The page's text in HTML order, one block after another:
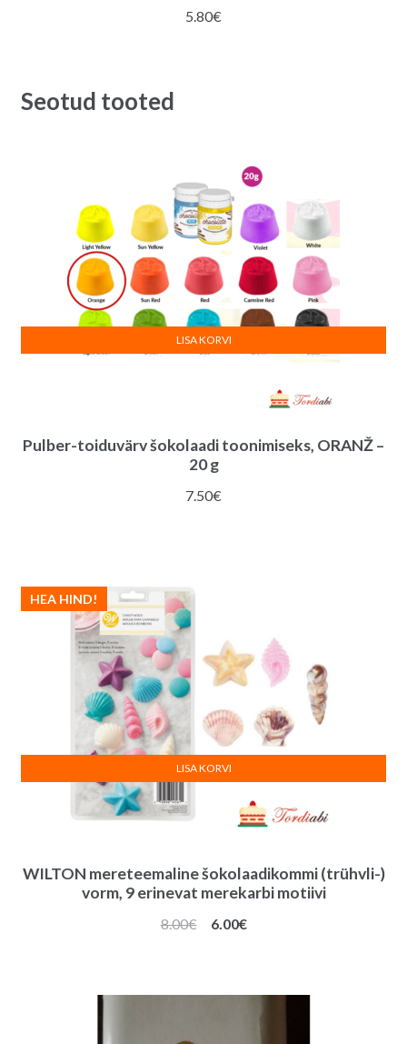
5.80€
Seotud tooted
Pulber-toiduvärv šokolaadi toonimiseks, ORANŽ –
20 g
7.50€
LISA KORVI
WILTON mereteemaline šokolaadikommi (trühvli-)
vorm, 9 erinevat merekarbi motiivi
HEA HIND!
8.00€
Algne
6.00€Praegune
LISA KORVI